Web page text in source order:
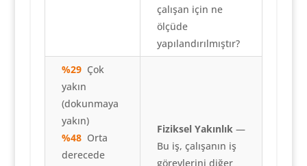
çalışan için ne
ölçüde
yapılandırılmıştır?
%29 Çok
yakın
(dokunmaya
yakın)
%48 Orta
derecede
Fiziksel Yakınlık—
Bu iş, çalışanın iş
görevlerini diğer